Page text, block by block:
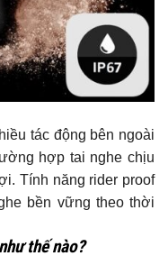
tác động bên ngoài
hợp tai nghe chịu
Tính năng rider proof
bền vững theo thời
thế nào?